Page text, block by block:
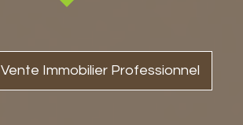
Vente Immobilier Professionnel